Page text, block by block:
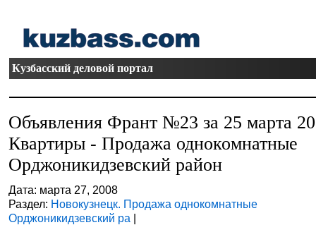
Кузбасский деловой портал
Объявления Франт №23 за 25 марта
Квартиры - Продажа однокомнатные
Орджоникидзевский район
Дата: марта 27, 2008
Раздел: Новокузнецк. Продажа однокомнатные
Орджоникидзевский ра |